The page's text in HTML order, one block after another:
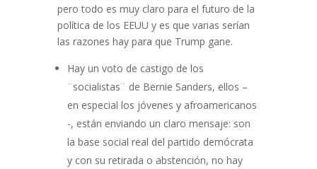
pero todo es muy claro para el futuro de la
política de los EEUU y es que varias serían
las razones hay para que Trump gane.
Hay un voto de castigo de los
¨socialistas¨ de Bernie Sanders, ellos –
en especial los jóvenes y afroamericanos
-, están enviando un claro mensaje: son
la base social real del partido demócrata
y con su retirada o abstención, no hay